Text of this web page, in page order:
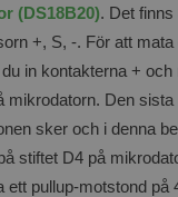
(DS18B20). Det
+, S, -. För att mata
in kontakterna + och
mikrodatorn. Den
sker och i denna
stiftet D4 på
ett pullup-motstond på